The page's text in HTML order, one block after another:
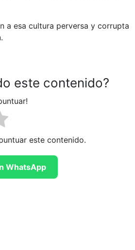
a esa cultura perversa y corrupta
este contenido?
este contenido.
WhatsApp